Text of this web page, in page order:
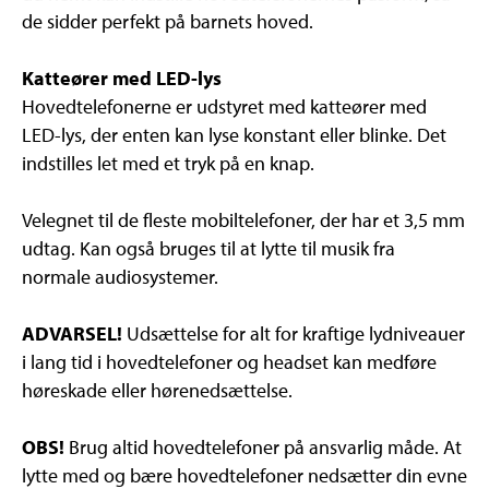
de sidder perfekt på barnets hoved.
Katteører med LED-lys
Hovedtelefonerne er udstyret med katteører med
LED-lys, der enten kan lyse konstant eller blinke. Det
indstilles let med et tryk på en knap.
Velegnet til de fleste mobiltelefoner, der har et 3,5 mm
udtag. Kan også bruges til at lytte til musik fra
normale audiosystemer.
ADVARSEL! Udsættelse for alt for kraftige lydniveauer
i lang tid i hovedtelefoner og headset kan medføre
høreskade eller hørenedsættelse.
OBS! Brug altid hovedtelefoner på ansvarlig måde. At
lytte med og bære hovedtelefoner nedsætter din evne